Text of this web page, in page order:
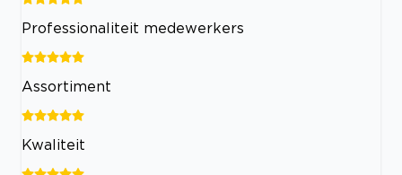
Professionaliteit medewerkers
Assortiment
Kwaliteit